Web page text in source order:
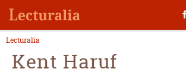
Lecturalia
Kent Haruf